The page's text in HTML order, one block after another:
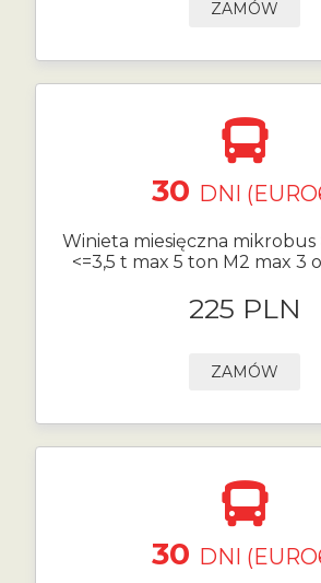
ZAMÓW
30 DNI
Winieta miesięczna mikrobus
<=3,5 t max 5 ton M2 max 3
225 PLN
ZAMÓW
30 DNI